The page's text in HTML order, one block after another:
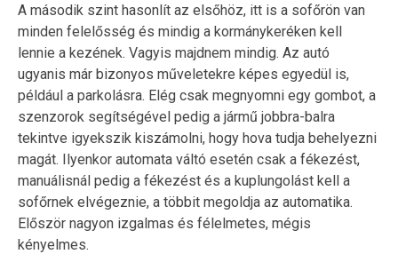
A második szint hasonlít az elsőhöz, itt is a sofőrön van
minden felelősség és mindig a kormánykeréken kell
lennie a kezének. Vagyis majdnem mindig. Az autó
ugyanis már bizonyos műveletekre képes egyedül is,
például a parkolásra. Elég csak megnyomni egy gombot, a
szenzorok segítségével pedig a jármű jobbra-balra
tekintve igyekszik kiszámolni, hogy hova tudja behelyezni
magát. Ilyenkor automata váltó esetén csak a fékezést,
manuálisnál pedig a fékezést és a kuplungolást kell a
sofőrnek elvégeznie, a többit megoldja az automatika.
Először nagyon izgalmas és félelmetes, mégis
kényelmes.